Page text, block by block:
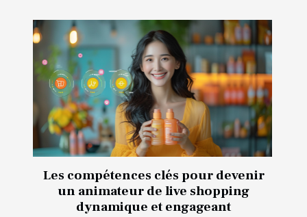
Les compétences clés pour devenir
un animateur de live shopping
dynamique et engageant